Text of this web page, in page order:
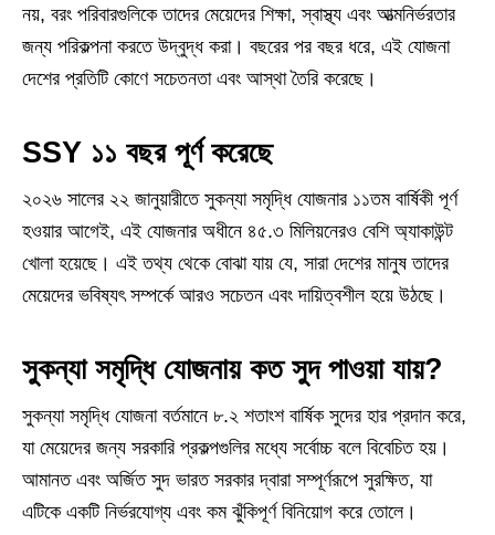
নয়, বরং পরিবারগুলিকে তাদের মেয়েদের শিক্ষা, স্বাস্থ্য এবং আত্মনির্ভরতার
জন্য পরিকল্পনা করতে উদ্বুদ্ধ করা। বছরের পর বছর ধরে, এই যোজনা
দেশের প্রতিটি কোণে সচেতনতা এবং আস্থা তৈরি করেছে।
SSY ১১ বছর পূর্ণ করেছে
২০২৬ সালের ২২ জানুয়ারীতে সুকন্যা সমৃদ্ধি যোজনার ১১তম বার্ষিকী পূর্ণ
হওয়ার আগেই, এই যোজনার অধীনে ৪৫.৩ মিলিয়নেরও বেশি অ্যাকাউন্ট
খোলা হয়েছে। এই তথ্য থেকে বোঝা যায় যে, সারা দেশের মানুষ তাদের
মেয়েদের ভবিষ্যৎ সম্পর্কে আরও সচেতন এবং দায়িত্বশীল হয়ে উঠছে।
সুকন্যা সমৃদ্ধি যোজনায় কত সুদ পাওয়া যায়?
সুকন্যা সমৃদ্ধি যোজনা বর্তমানে ৮.২ শতাংশ বার্ষিক সুদের হার প্রদান করে,
যা মেয়েদের জন্য সরকারি প্রকল্পগুলির মধ্যে সর্বোচ্চ বলে বিবেচিত হয়।
আমানত এবং অর্জিত সুদ ভারত সরকার দ্বারা সম্পূর্ণরূপে সুরক্ষিত, যা
এটিকে একটি নির্ভরযোগ্য এবং কম ঝুঁকিপূর্ণ বিনিয়োগ করে তোলে।